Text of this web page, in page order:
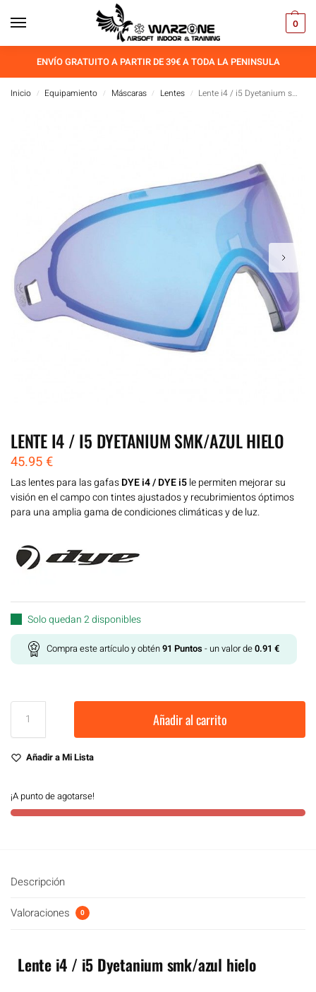
0
ENVÍO GRATUITO A PARTIR DE 39€ A TODA LA PENINSULA
Inicio / Equipamiento / Máscaras / Lentes / Lente i4 / i5 Dyetanium smk/azul hielo
LENTE I4 / I5 DYETANIUM SMK/AZUL HIELO
45.95€
Las lentes para las gafasDYE i4 / DYE i5le permiten mejorar su
visión en el campo con tintes ajustados y recubrimientos óptimos
para una amplia gama de condiciones climáticas y de luz.
Solo quedan 2 disponibles
Compra este artículo y obtén91 Puntos - un valor de0.91 €
Añadir al carrito
Añadir a Mi Lista
¡A punto de agotarse!
Descripción
Valoraciones 0
Lente i4 / i5 Dyetanium smk/azul hielo